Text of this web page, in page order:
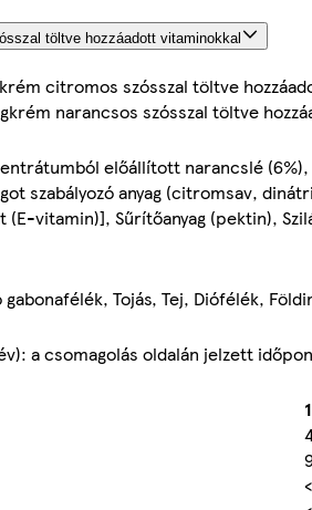
töltve hozzáadott vitaminokkal
citromos szósszal töltve
narancsos szósszal töltve
előállított narancslé
szabályozó anyag (citromsav,
vitamin)], Sűrítőanyag (pektin),
Tojás, Tej, Diófélék,
a csomagolás oldalán jelzett